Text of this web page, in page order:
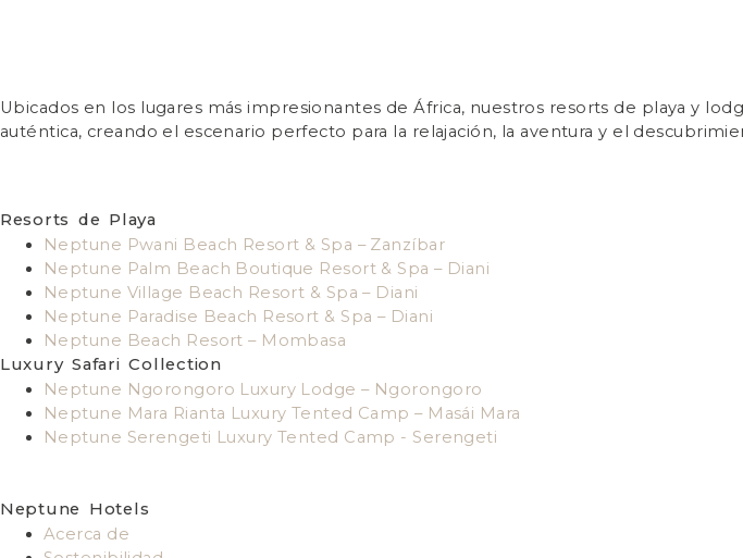
Ubicados en los lugares más impresionantes de África, nuestros resorts de playa y
auténtica, creando el escenario perfecto para la relajación, la aventura y el
Resorts de Playa
Neptune Pwani Beach Resort & Spa – Zanzíbar
Neptune Palm Beach Boutique Resort & Spa – Diani
Neptune Village Beach Resort & Spa – Diani
Neptune Paradise Beach Resort & Spa – Diani
Neptune Beach Resort – Mombasa
Luxury Safari Collection
Neptune Ngorongoro Luxury Lodge – Ngorongoro
Neptune Mara Rianta Luxury Tented Camp – Masái Mara
Neptune Serengeti Luxury Tented Camp - Serengeti
Neptune Hotels
Acerca de